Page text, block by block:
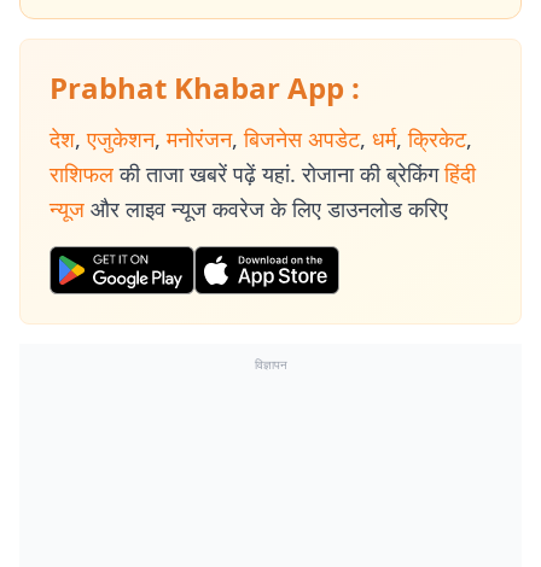
Prabhat Khabar App :
देश, एजुकेशन, मनोरंजन, बिजनेस अपडेट, धर्म, क्रिकेट,
राशिफल की ताजा खबरें पढ़ें यहां. रोजाना की ब्रेकिंग हिंदी
न्यूज और लाइव न्यूज कवरेज के लिए डाउनलोड करिए
विज्ञापन